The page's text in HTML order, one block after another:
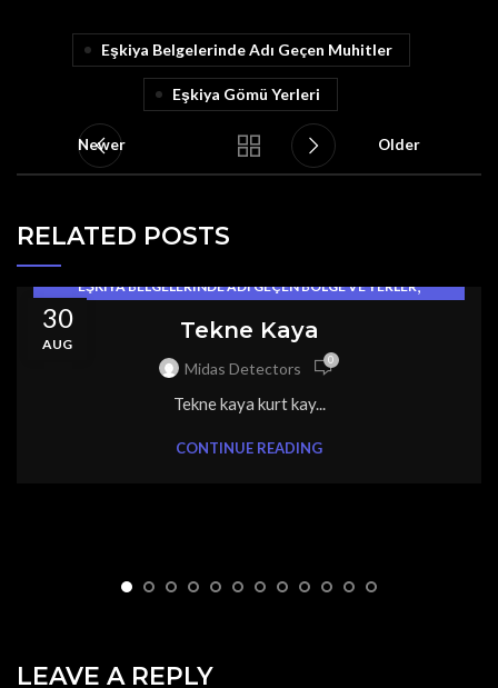
Eşkiya Belgelerinde Adı Geçen Muhitler
Eşkiya Gömü Yerleri
Newer Older
RELATED POSTS
30
AUG
EŞKIYA BELGELERINDE ADI GEÇEN BÖLGE VE YERLER,
Tekne Kaya
Midas Detectors 0
Tekne kaya kurt kay...
CONTINUE READING
LEAVE A REPLY